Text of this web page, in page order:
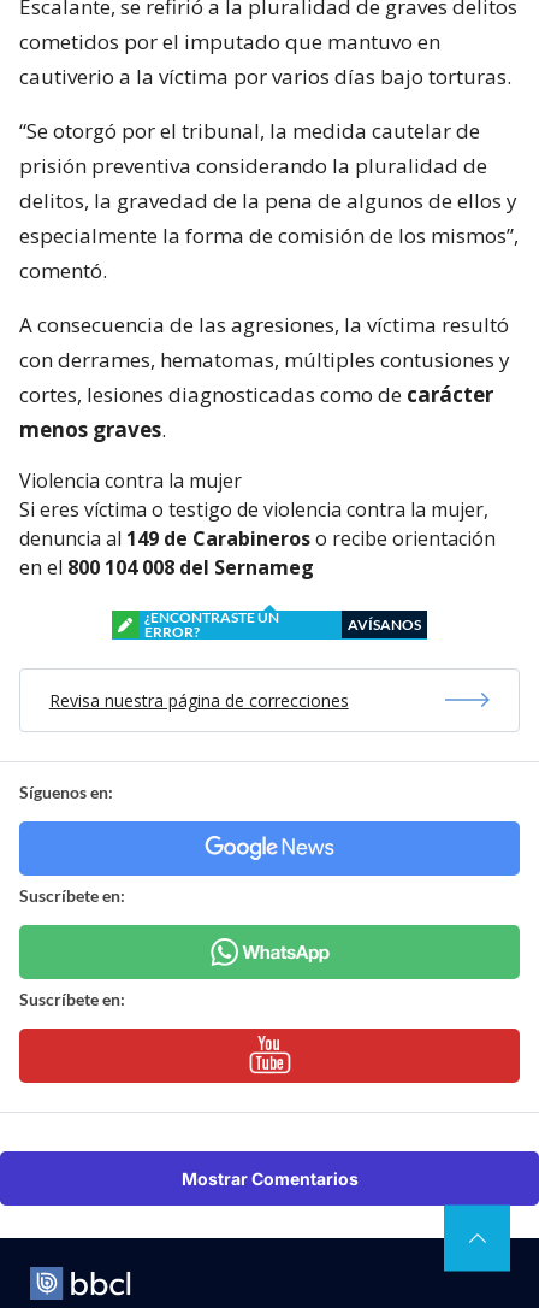
Escalante, se refirió a la pluralidad de graves delitos
cometidos por el imputado que mantuvo en
cautiverio a la víctima por varios días bajo torturas.
“Se otorgó por el tribunal, la medida cautelar de
prisión preventiva considerando la pluralidad de
delitos, la gravedad de la pena de algunos de ellos y
especialmente la forma de comisión de los mismos”,
comentó.
A consecuencia de las agresiones, la víctima resultó
con derrames, hematomas, múltiples contusiones y
cortes, lesiones diagnosticadas como de carácter
menos graves.
Violencia contra la mujer
Si eres víctima o testigo de violencia contra la mujer,
denuncia al 149 de Carabineroso recibe orientación
en el 800 104 008 del Sernameg
¿ENCONTRASTE UN
ERROR?
AVÍSANOS
Revisa nuestra página de correcciones
Síguenos en:
Suscríbete en:
Suscríbete en:
Mostrar Comentarios